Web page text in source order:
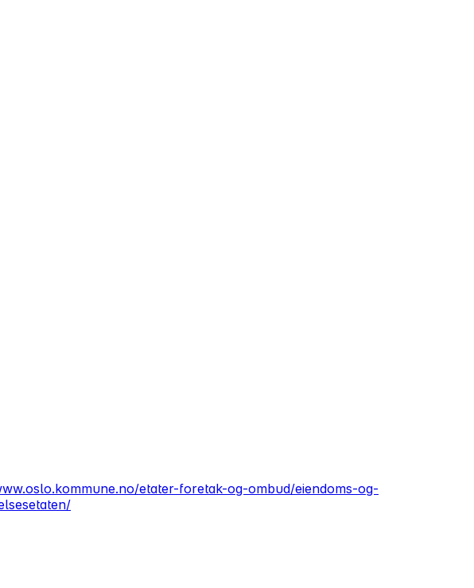
etater-foretak-og-ombud/eiendoms-og-